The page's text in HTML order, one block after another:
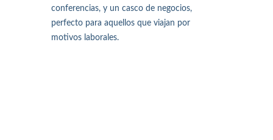
conferencias, y un casco de negocios,
perfecto para aquellos que viajan por
motivos laborales.